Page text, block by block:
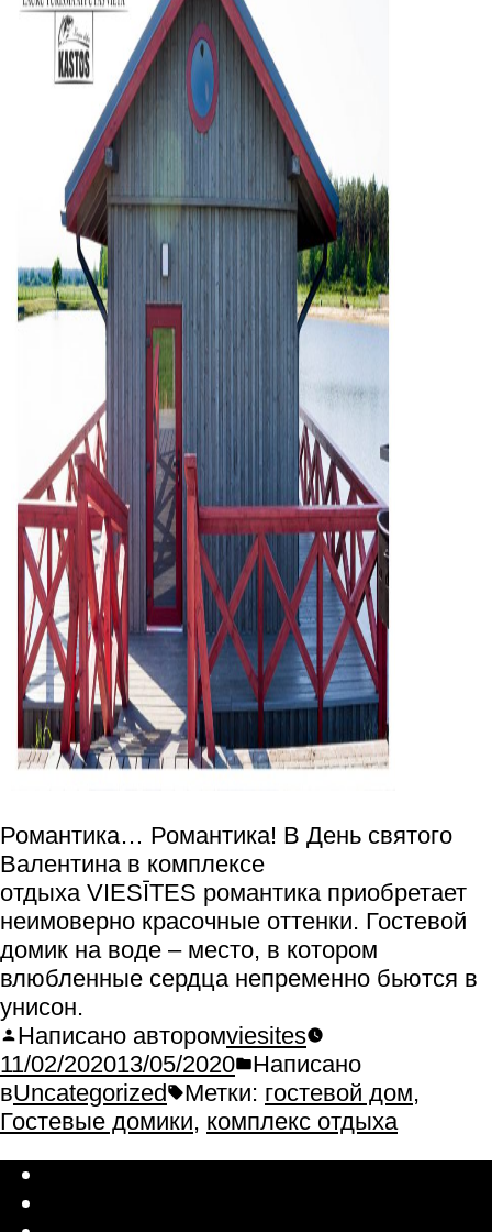
Романтика… Романтика! В День святого
Валентина в комплексе
отдыха VIESĪTES романтика приобретает
неимоверно красочные оттенки. Гостевой
домик на воде – место, в котором
влюбленные сердца непременно бьются в
унисон.
Написано авторомviesites
11/02/202013/05/2020
Написано
вUncategorized Метки: гостевой дом,
Гостевые домики, комплекс отдыха